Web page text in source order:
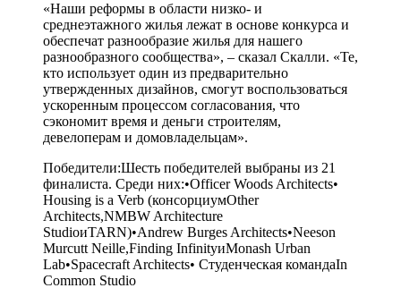
«Наши реформы в области низко- и
среднеэтажного жилья лежат в основе конкурса и
обеспечат разнообразие жилья для нашего
разнообразного сообщества», – сказал Скалли. «Те,
кто использует один из предварительно
утвержденных дизайнов, смогут воспользоваться
ускоренным процессом согласования, что
сэкономит время и деньги строителям,
девелоперам и домовладельцам».
Победители:Шесть победителей выбраны из 21
финалиста. Среди них:•Officer Woods Architects•
Housing is a Verb (консорциумOther
Architects,NMBW Architecture
StudioиTARN)•Andrew Burges Architects•Neeson
Murcutt Neille,Finding InfinityиMonash Urban
Lab•Spacecraft Architects• Студенческая командаIn
Common Studio